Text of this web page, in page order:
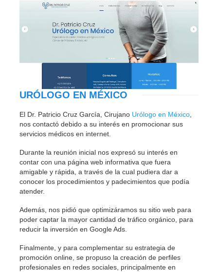
URÓLOGO EN MÉXICO
El Dr. Patricio Cruz García, Cirujano Urólogo en México,
nos contactó debido a su interés en promocionar sus
servicios médicos en internet.
Durante la reunión inicial nos expresó su interés en
contar con una página web informativa que fuera
amigable y rápida, a través de la cual pudiera dar a
conocer los procedimientos y padecimientos que podía
atender.
Además, nos pidió que optimizáramos su sitio web para
poder captar la mayor cantidad de tráfico orgánico, para
reducir la inversión en Google Ads.
Finalmente, y para complementar su estrategia de
promoción online, se propuso la creación de perfiles
profesionales en redes sociales, principalmente en